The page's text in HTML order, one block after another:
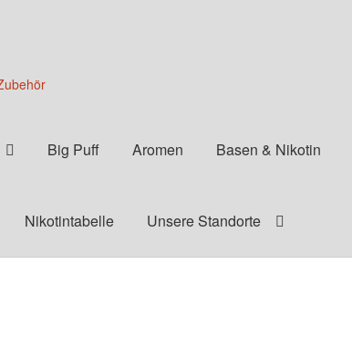
Big Puff Aromen Basen & Nikotin
Nikotintabelle Unsere Standorte